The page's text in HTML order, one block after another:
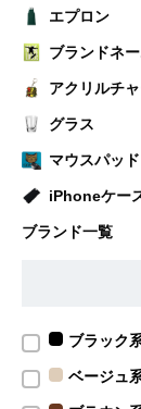
エプロン
ブランドネ
アクリルチ
グラス
マウスパッド
iPhoneケー
ブランド一覧
ブラック
ベージュ